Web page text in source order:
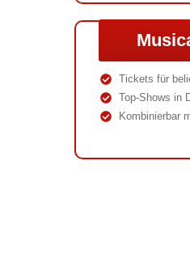
Tickets für
Top-Shows in
Kombinierbar